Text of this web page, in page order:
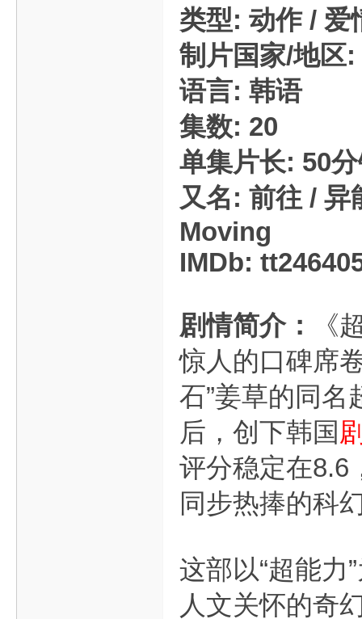
类型: 动作 / 爱
制片国家/地区:
语言: 韩语
集数: 20
单集片长: 50
又名: 前往 / 异
Moving
IMDb:
剧情简介：
《
惊人的口碑席
石”姜草的同
后，创下韩国
评分稳定在8.6
同步热捧的科
这部以“超能力
人文关怀的奇